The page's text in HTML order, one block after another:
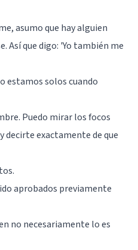
asumo que hay alguien
Así que digo: 'Yo también me
estamos solos cuando
Puedo mirar los focos
decirte exactamente de que
aprobados previamente
no necesariamente lo es